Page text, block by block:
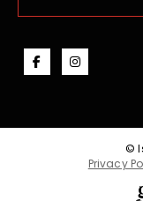
©
Privacy